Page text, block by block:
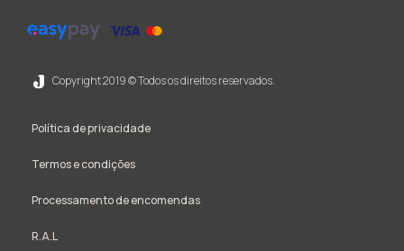
Copyright 2019 © Todos os direitos reservados.
Política de privacidade
Termos e condições
Processamento de encomendas
R.A.L